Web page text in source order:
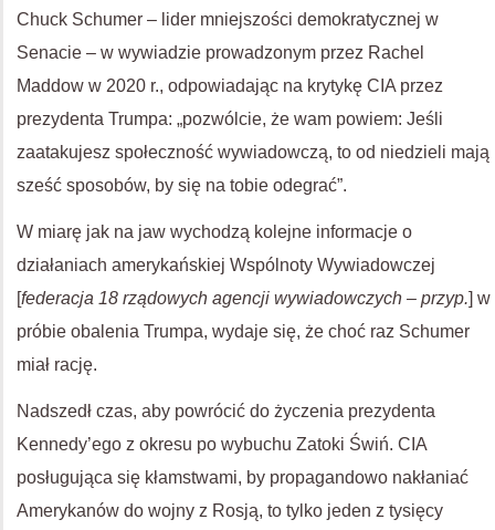
Chuck Schumer – lider mniejszości demokratycznej w
Senacie – w wywiadzie prowadzonym przez Rachel
Maddow w 2020 r., odpowiadając na krytykę CIA przez
prezydenta Trumpa: „pozwólcie, że wam powiem: Jeśli
zaatakujesz społeczność wywiadowczą, to od niedzieli mają
sześć sposobów, by się na tobie odegrać”.
W miarę jak na jaw wychodzą kolejne informacje o
działaniach amerykańskiej Wspólnoty Wywiadowczej
[federacja 18 rządowych agencji wywiadowczych – przyp.] w
próbie obalenia Trumpa, wydaje się, że choć raz Schumer
miał rację.
Nadszedł czas, aby powrócić do życzenia prezydenta
Kennedy’ego z okresu po wybuchu Zatoki Świń. CIA
posługująca się kłamstwami, by propagandowo nakłaniać
Amerykanów do wojny z Rosją, to tylko jeden z tysięcy